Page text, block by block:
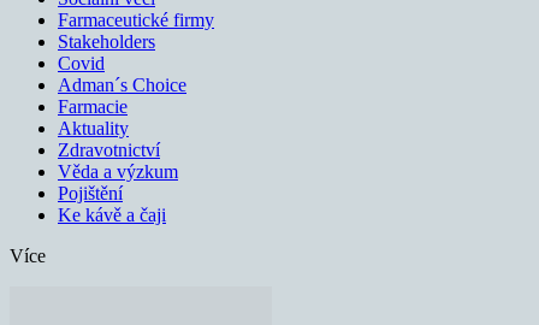
Farmaceutické firmy
Stakeholders
Covid
Adman´s Choice
Farmacie
Aktuality
Zdravotnictví
Věda a výzkum
Pojištění
Ke kávě a čaji
Více